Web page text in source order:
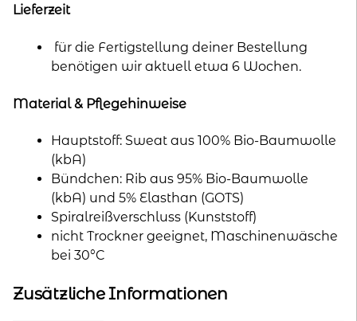
Lieferzeit
für die Fertigstellung deiner Bestellung
benötigen wir aktuell etwa 6 Wochen.
Material & Pflegehinweise
Hauptstoff: Sweat aus 100% Bio-Baumwolle
(kbA)
Bündchen: Rib aus 95% Bio-Baumwolle
(kbA) und 5% Elasthan (GOTS)
Spiralreißverschluss (Kunststoff)
nicht Trockner geeignet, Maschinenwäsche
bei 30°C
Zusätzliche Informationen